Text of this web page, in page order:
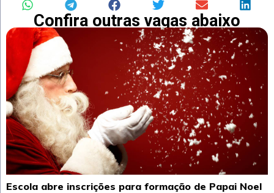
Confira outras vagas abaixo
Escola abre inscrições para formação de Papai Noel